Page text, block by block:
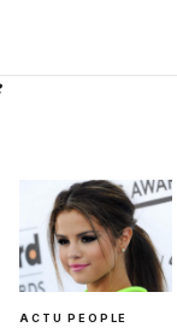
ACTU PEOPLE